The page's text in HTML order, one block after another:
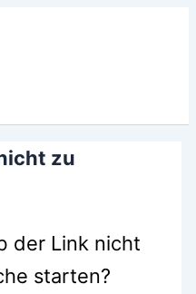
zu
der Link nicht
starten?